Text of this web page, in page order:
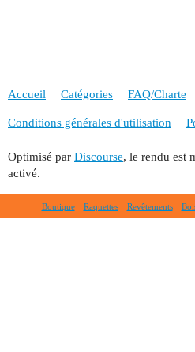
Accueil Catégories FAQ/Charte
Conditions générales d'utilisation
Optimisé par Discourse, le rendu est
activé.
Boutique Raquettes Revêtements